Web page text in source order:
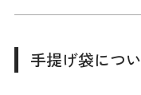
手提げ袋につ